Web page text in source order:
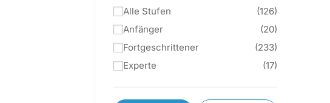
Alle Stufen
126
Anfänger
20
Fortgeschrittener
233
Experte
17